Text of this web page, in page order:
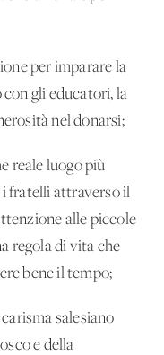
per imparare la
gli educatori, la
nel donarsi;
reale luogo più
fratelli attraverso il
alle piccole
regola di vita che
bene il tempo;
salesiano
e della